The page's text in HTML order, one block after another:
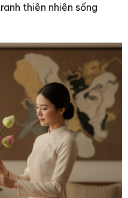
thiên nhiên sống